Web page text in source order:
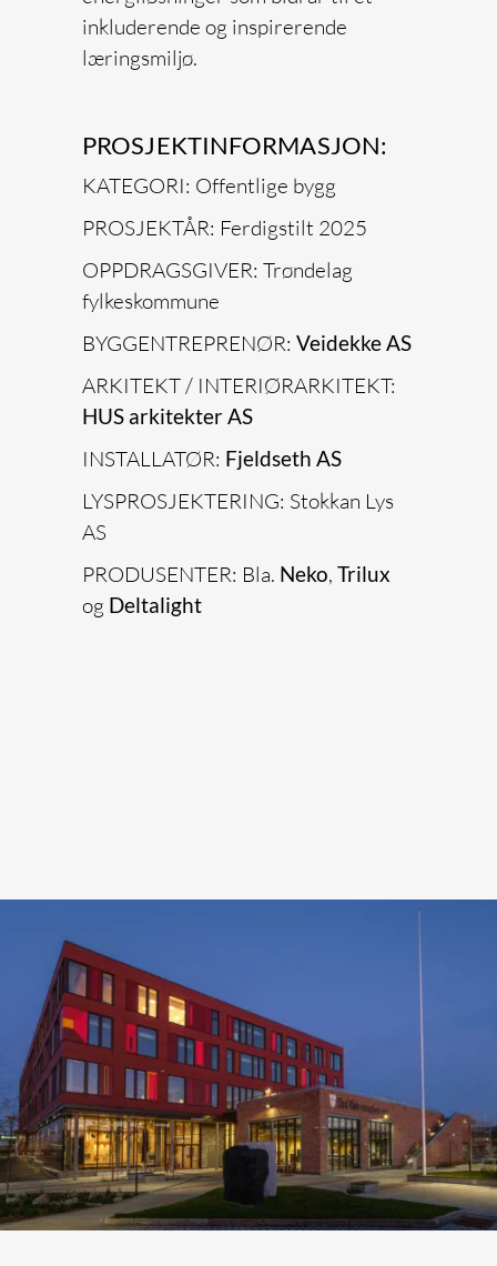
inkluderende og inspirerende
læringsmiljø.
PROSJEKTINFORMASJON:
KATEGORI: Offentlige bygg
PROSJEKTÅR: Ferdigstilt 2025
OPPDRAGSGIVER: Trøndelag
fylkeskommune
BYGGENTREPRENØR: Veidekke AS
ARKITEKT / INTERIØRARKITEKT:
HUS arkitekter AS
INSTALLATØR: Fjeldseth AS
LYSPROSJEKTERING: Stokkan Lys
AS
PRODUSENTER: Bla. Neko, Trilux
og Deltalight